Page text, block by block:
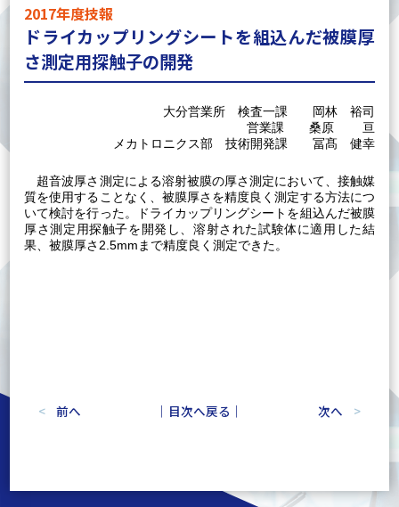
2017年度技報
ドライカップリングシートを組込んだ被膜厚
さ測定用探触子の開発
大分営業所 検査一課 岡林 裕司
営業課 桑原 亘
メカトロニクス部 技術開発課 冨髙 健幸
超音波厚さ測定による溶射被膜の厚さ測定において、接触媒
質を使用することなく、被膜厚さを精度良く測定する方法につ
いて検討を行った。ドライカップリングシートを組込んだ被膜
厚さ測定用探触子を開発し、溶射された試験体に適用した結
果、被膜厚さ2.5mmまで精度良く測定できた。
前へ ｜目次へ戻る｜ 次へ